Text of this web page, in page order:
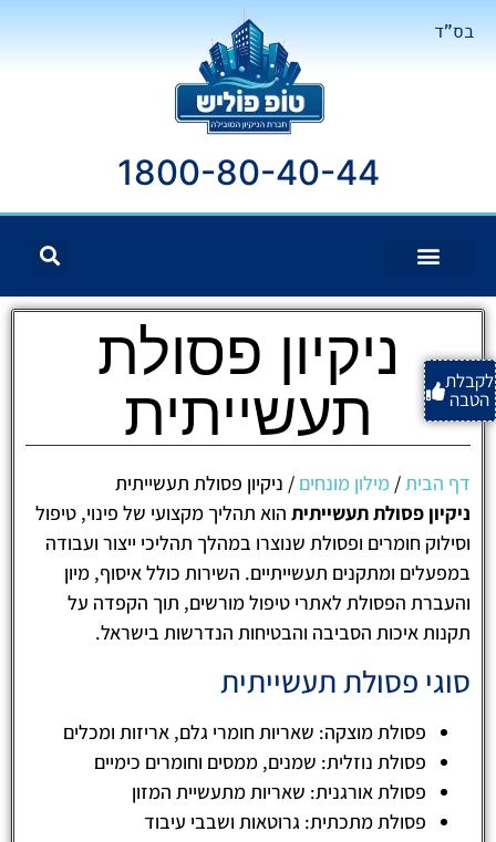
בס"ד
1800-80-40-44
לקבלת
הטבה
ניקיון פסולת
תעשייתית
דף הבית/ מילון מונחים / ניקיון פסולת תעשייתית
ניקיון פסולת תעשייתית הוא תהליך מקצועי של פינוי, טיפול
וסילוק חומרים ופסולת שנוצרו במהלך תהליכי ייצור ועבודה
במפעלים ומתקנים תעשייתיים. השירות כולל איסוף, מיון
והעברת הפסולת לאתרי טיפול מורשים, תוך הקפדה על
תקנות איכות הסביבה והבטיחות הנדרשות בישראל.
סוגי פסולת תעשייתית
פסולת מוצקה: שאריות חומרי גלם, אריזות ומכלים
פסולת נוזלית: שמנים, ממסים וחומרים כימיים
פסולת אורגנית: שאריות מתעשיית המזון
פסולת מתכתית: גרוטאות ושבבי עיבוד